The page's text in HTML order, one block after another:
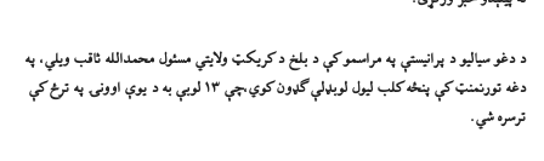
د دغو سياليو د پرانیستې په مراسمو کې د بلخ د کریکټ ولایتي مسئول محمدالله ثاقب ویلي، په
دغه تورنمنټ کې پنځه کلب ليول لوبډلې ګډون کوي،چې ١٣ لوبې به د يوې اوونۍ په ترځ کې
ترسره شي.